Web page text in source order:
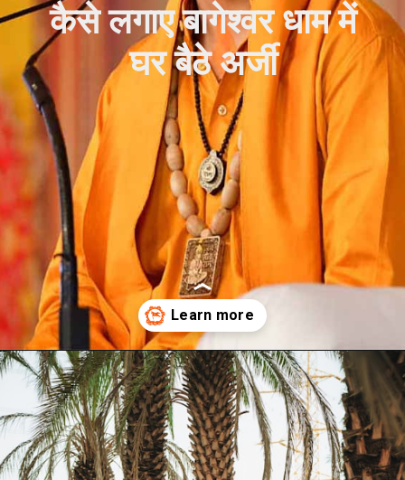
कैसे लगाए बागेश्वर धाम में
घर बैठे अर्जी
Openinghttps://bageshwardhamji.net/